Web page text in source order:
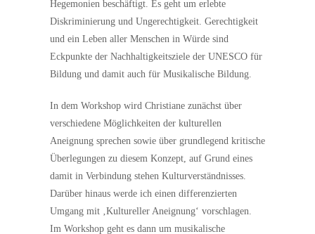
Hegemonien beschäftigt. Es geht um erlebte
Diskriminierung und Ungerechtigkeit. Gerechtigkeit
und ein Leben aller Menschen in Würde sind
Eckpunkte der Nachhaltigkeitsziele der UNESCO für
Bildung und damit auch für Musikalische Bildung.
In dem Workshop wird Christiane zunächst über
verschiedene Möglichkeiten der kulturellen
Aneignung sprechen sowie über grundlegend kritische
Überlegungen zu diesem Konzept, auf Grund eines
damit in Verbindung stehen Kulturverständnisses.
Darüber hinaus werde ich einen differenzierten
Umgang mit ‚Kultureller Aneignung‘ vorschlagen.
Im Workshop geht es dann um musikalische